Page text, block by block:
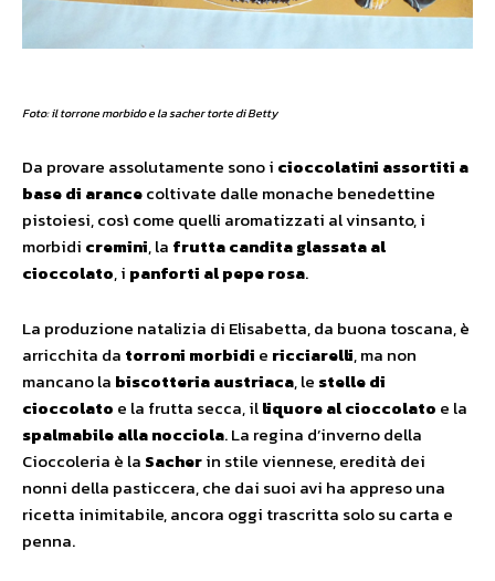
Foto: il torrone morbido e la sacher torte di Betty
Da provare assolutamente sono i cioccolatini assortiti a
base di arancecoltivate dalle monache benedettine
pistoiesi, così come quelli aromatizzati al vinsanto, i
morbidi cremini, la frutta candita glassata al
cioccolato, i panforti al pepe rosa.
La produzione natalizia di Elisabetta, da buona toscana, è
arricchita da torroni morbidi e ricciarelli, ma non
mancano la biscotteria austriaca, le stelle di
cioccolato e la frutta secca, illiquore al cioccolato e la
spalmabile alla nocciola. La regina d’inverno della
Cioccoleria è la Sacherin stile viennese, eredità dei
nonni della pasticcera, che dai suoi avi ha appreso una
ricetta inimitabile, ancora oggi trascritta solo su carta e
penna.